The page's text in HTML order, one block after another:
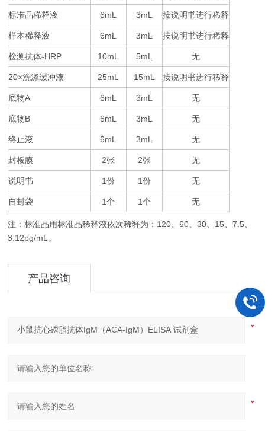
标准品稀释液 6mL 3mL 按说明书进行稀释
样本稀释液 6mL 3mL 按说明书进行稀释
检测抗体-HRP 10mL 5mL 无
20×洗涤缓冲液 25mL 15mL 按说明书进行稀释
底物A 6mL 3mL 无
底物B 6mL 3mL 无
终止液 6mL 3mL 无
封板膜 2张 2张 无
说明书 1份 1份 无
自封袋 1个 1个 无
注：标准品用标准品稀释液依次稀释为： 120、60、30、 15、7.5、
3.12pg/mL 。
产品咨询